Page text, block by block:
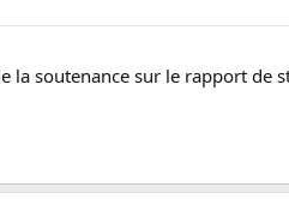
la soutenance sur le rapport de